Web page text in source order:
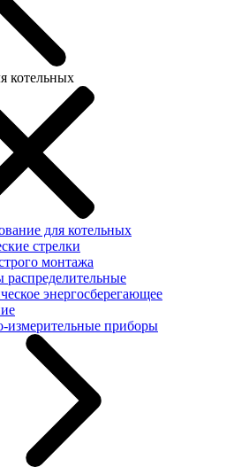
котельных
для котельных
стрелки
монтажа
распределительные
энергосберегающее
измерительные приборы